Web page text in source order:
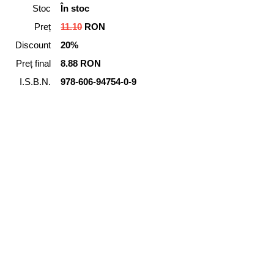
Stoc
În stoc
Preț
11.10RON
Discount
20%
Preț final
8.88 RON
I.S.B.N.
978-606-94754-0-9